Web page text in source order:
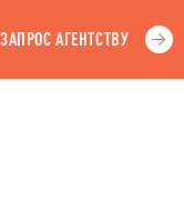
ЗАПРОС АГЕНТСТВУ